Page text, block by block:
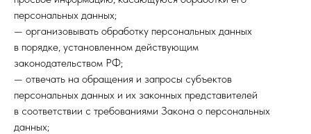
персональных данных;
— организовывать обработку персональных данных
в порядке, установленном действующим
законодательством РФ;
— отвечать на обращения и запросы субъектов
персональных данных и их законных представителей
в соответствии с требованиями Закона о персональных
данных;